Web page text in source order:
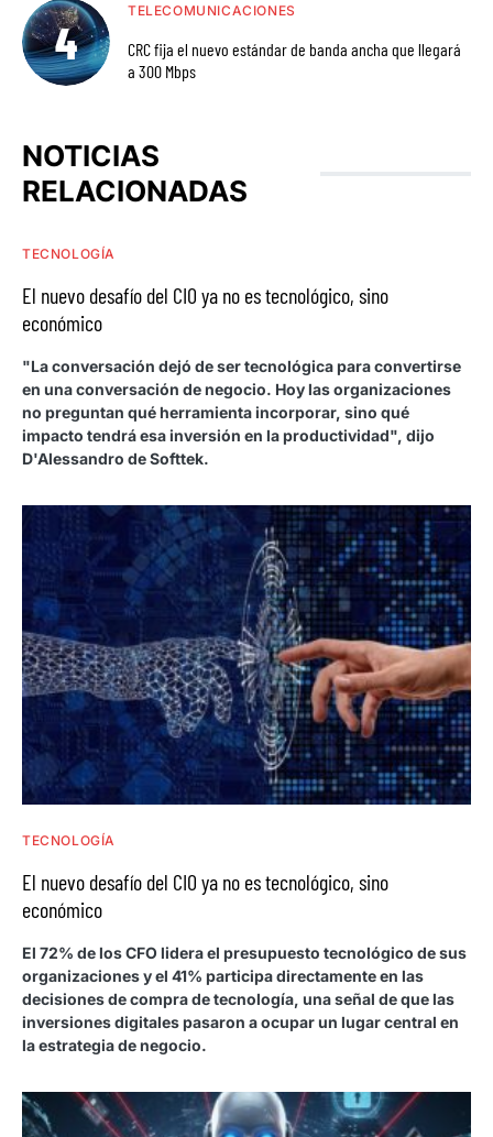
TELECOMUNICACIONES
CRC fija el nuevo estándar de banda ancha que llegará
a 300 Mbps
NOTICIAS
RELACIONADAS
TECNOLOGÍA
El nuevo desafío del CIO ya no es tecnológico, sino
económico
"La conversación dejó de ser tecnológica para convertirse
en una conversación de negocio. Hoy las organizaciones
no preguntan qué herramienta incorporar, sino qué
impacto tendrá esa inversión en la productividad", dijo
D'Alessandro de Softtek.
TECNOLOGÍA
El nuevo desafío del CIO ya no es tecnológico, sino
económico
El 72% de los CFO lidera el presupuesto tecnológico de sus
organizaciones y el 41% participa directamente en las
decisiones de compra de tecnología, una señal de que las
inversiones digitales pasaron a ocupar un lugar central en
la estrategia de negocio.